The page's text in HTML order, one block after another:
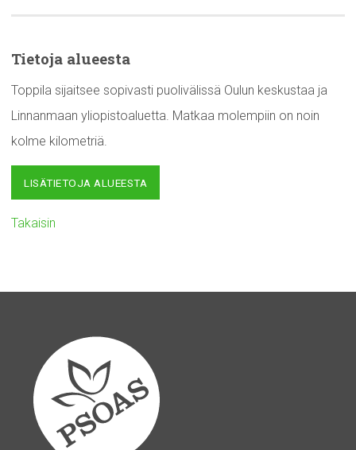
Tietoja alueesta
Toppila sijaitsee sopivasti puolivälissä Oulun keskustaa ja
Linnanmaan yliopistoaluetta. Matkaa molempiin on noin
kolme kilometriä.
LISÄTIETOJA ALUEESTA
Takaisin